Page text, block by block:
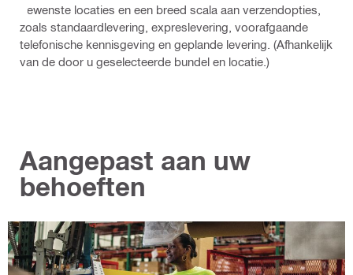
gewenste locaties en een breed scala aan verzendopties,
zoals standaardlevering, expreslevering, voorafgaande
telefonische kennisgeving en geplande levering. (Afhankelijk
van de door u geselecteerde bundel en locatie.)
Aangepast aan uw
behoeften